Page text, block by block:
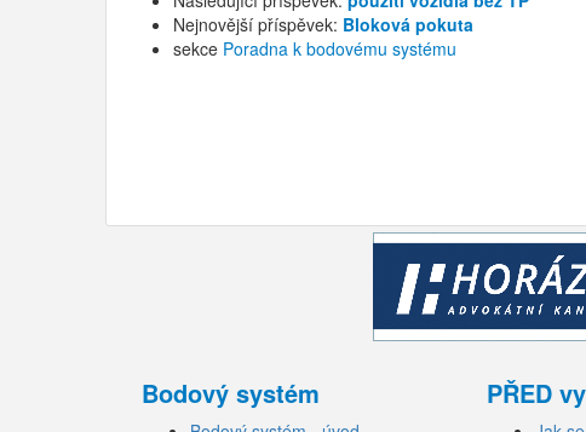
Nejnovější příspěvek: Bloková pokuta
sekce Poradna k bodovému systému
Bodový systém PŘED